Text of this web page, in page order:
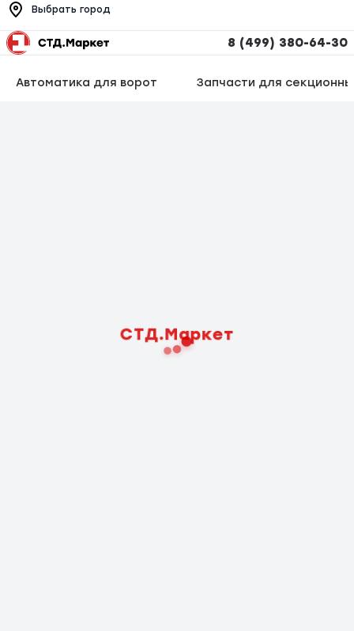
Выбрать город
8 (499) 380-64-30
Автоматика для ворот Запчасти для
СТД.Маркет